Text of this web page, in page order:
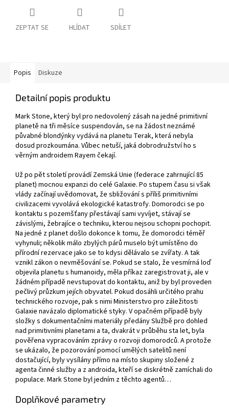
ZEPTAT SE HLÍDAT SDÍLET
Popis Diskuze
Detailní popis produktu
Mark Stone, který byl pro nedovolený zásah na jedné primitivní
planetě na tři měsíce suspendován, se na žádost neznámé
půvabné blondýnky vydává na planetu Terak, která nebyla
dosud prozkoumána. Vůbec netuší, jaká dobrodružství ho s
věrným androidem Rayem čekají.
Už po pět století provádí Zemská Unie (federace zahrnující 85
planet) mocnou expanzi do celé Galaxie. Po stupem času si však
vlády začínají uvědomovat, že sbližování s příliš primitivními
civilizacemi vyvolává ekologické katastrofy. Domorodci se po
kontaktu s pozemšťany přestávají sami vyvíjet, stávají se
závislými, žebrajíce o techniku, kterou nejsou schopni pochopit.
Na jedné z planet došlo dokonce k tomu, že domorodci téměř
vyhynuli; několik málo zbylých párů muselo být umístěno do
přírodní rezervace jako se to kdysi dělávalo se zvířaty. A tak
vznikl zákon o nevměšování se. Pokud se stalo, že vesmírná loď
objevila planetu s humanoidy, měla příkaz zaregistrovat ji, ale v
žádném případě nevstupovat do kontaktu, aniž by byl proveden
pečlivý průzkum jejích obyvatel. Pokud dosáhli určitého prahu
technického rozvoje, pak s nimi Ministerstvo pro záležitosti
Galaxie navázalo diplomatické styky. V opačném případě byly
složky s dokumentačními materiály předány Službě pro dohled
nad primitivními planetami a ta, dvakrát v průběhu sta let, byla
pověřena vypracováním zprávy o rozvoji domorodců. A protože
se ukázalo, že pozorování pomocí umělých satelitů není
dostačující, byly vysílány přímo na místo skupiny složené z
agenta činné služby a z androida, kteří se diskrétně zamíchali do
populace. Mark Stone byl jedním z těchto agentů…
Doplňkové parametry